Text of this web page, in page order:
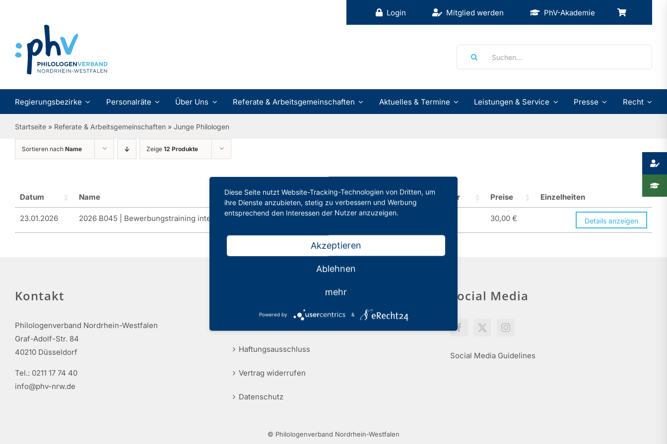
Login Mitglied werden PhV-Akademie
Regierungsbezirke Personalräte Über Uns Referate & Arbeitsgemeinschaften Aktuelles & Termine Leistungen & Service Presse Recht
Startseite » Referate & Arbeitsgemeinschaften » Junge Philologen
Sortieren nach Name Zeige 12 Produkte
Datum Name Veranstaltungsart Verfügbar Preise Einzelheiten
23.01.2026 2026 B045 | Bewerbungstraining intensiv & kompakt! Präsenz (2-teilig) 30,00 € Details anzeigen
Kontakt
Philologenverband Nordrhein-Westfalen
Graf-Adolf-Str. 84
40210 Düsseldorf
Tel.: 0211 17 74 40
info@phv-nrw.de
Rechtliche Hinweise
Haftungsausschluss
Vertrag widerrufen
Datenschutz
Social Media
Social Media Guidelines
© Philologenverband Nordrhein-Westfalen
Diese Seite nutzt Website-Tracking-Technologien von Dritten, um
ihre Dienste anzubieten, stetig zu verbessern und Werbung
entsprechend den Interessen der Nutzer anzuzeigen.
Akzeptieren
Ablehnen
mehr
Powered by &